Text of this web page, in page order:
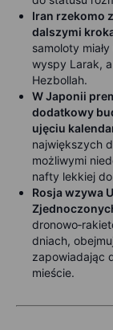
Iran rzekomo
dalszymi
samoloty
wyspy Larak,
Hezbollah.
W Japonii
dodatkowy
ujęciu
największych
możliwymi
nafty lekkiej
Rosja wzywa
dniach,
zapowiadając
mieście.